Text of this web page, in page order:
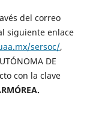
del correo
siguiente enlace
sersoc/,
DE
con la clave